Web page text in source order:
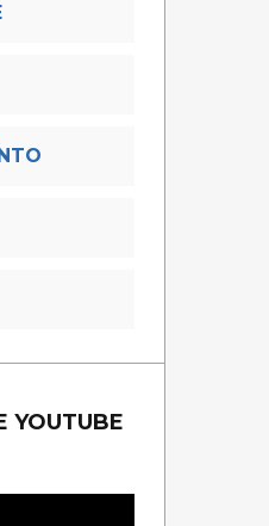
YOUTUBE